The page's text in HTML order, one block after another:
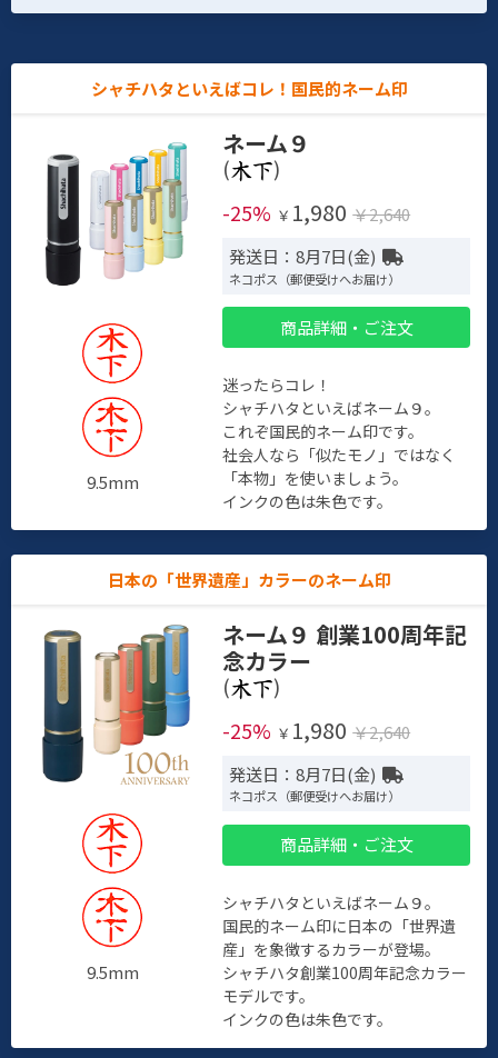
シャチハタといえばコレ！国民的ネーム印
9.5mm
ネーム９
(
)
-25% ￥ 1,980 ￥2,640
発送日：8月7日(金)
ネコポス（郵便受けへお届け）
商品詳細・ご注文
迷ったらコレ！
シャチハタといえばネーム９。
これぞ国民的ネーム印です。
社会人なら「似たモノ」ではなく
「本物」を使いましょう。
インクの色は朱色です。
日本の「世界遺産」カラーのネーム印
9.5mm
ネーム９ 創業100周年記
念カラー
(
)
-25% ￥ 1,980 ￥2,640
発送日：8月7日(金)
ネコポス（郵便受けへお届け）
商品詳細・ご注文
シャチハタといえばネーム９。
国民的ネーム印に日本の「世界遺
産」を象徴するカラーが登場。
シャチハタ創業100周年記念カラー
モデルです。
インクの色は朱色です。